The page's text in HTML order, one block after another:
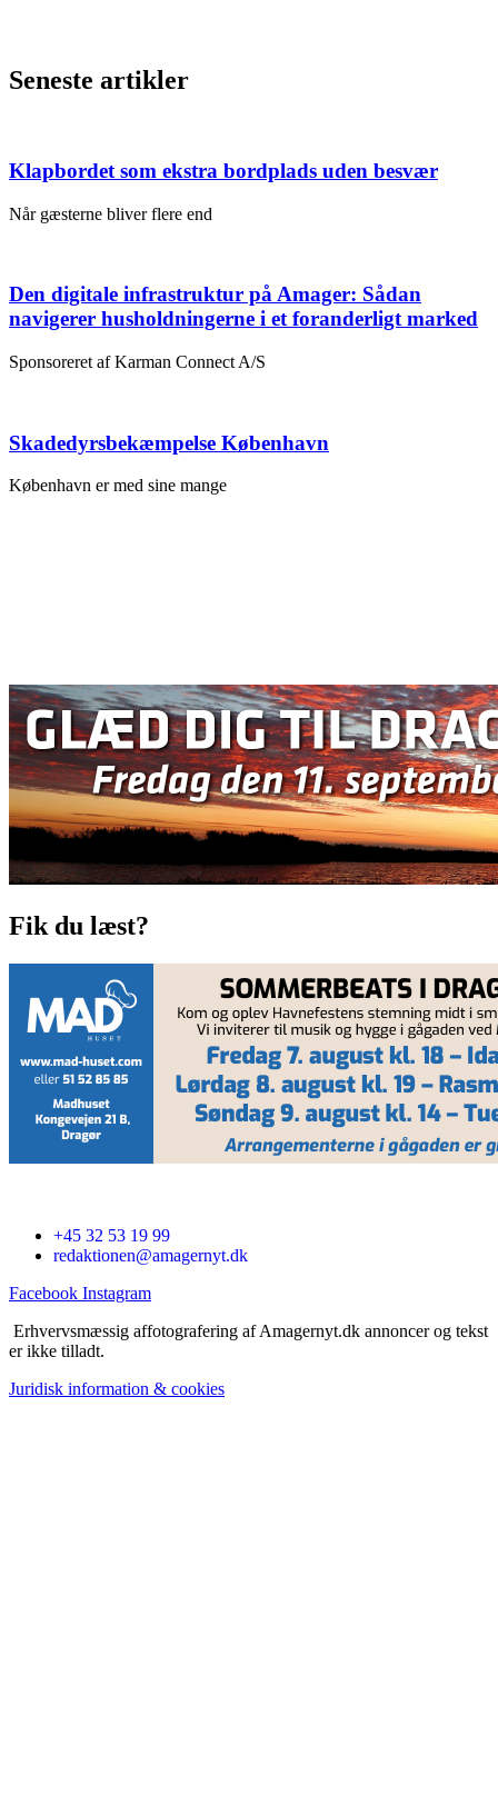
Seneste artikler
Klapbordet som ekstra bordplads uden besvær
Når gæsterne bliver flere end
Den digitale infrastruktur på Amager: Sådan
navigerer husholdningerne i et foranderligt marked
Sponsoreret af Karman Connect A/S
Skadedyrsbekæmpelse København
København er med sine mange
Fik du læst?
+45 32 53 19 99
redaktionen@amagernyt.dk
Facebook Instagram
Erhvervsmæssig affotografering af Amagernyt.dk annoncer og tekst
er ikke tilladt.
Juridisk information & cookies